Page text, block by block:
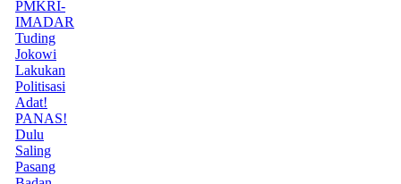
PMKRI-
IMADAR
Tuding
Jokowi
Lakukan
Politisasi
Adat!
PANAS!
Dulu
Saling
Pasang